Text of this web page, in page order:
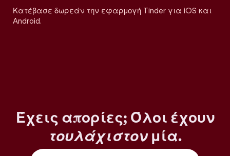
Κατέβασε δωρεάν την εφαρμογή Tinder για iOS και
Android.
Έχεις απορίες; Όλοι έχουν
τουλάχιστονμία.